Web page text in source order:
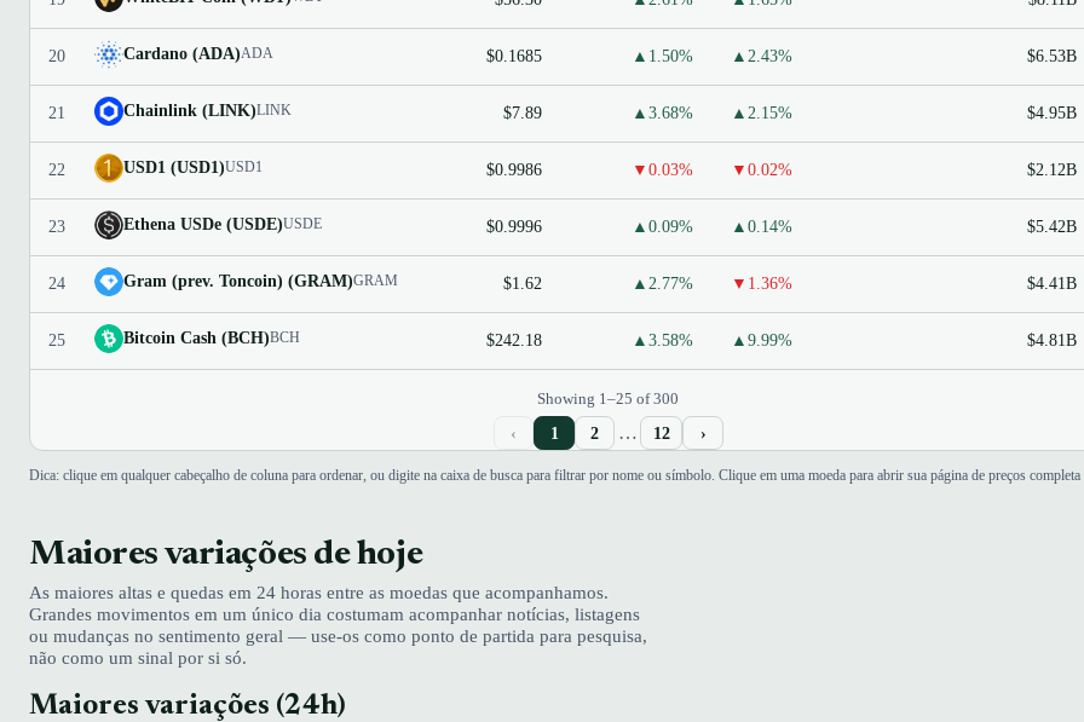
20 Cardano (ADA)ADA $0.1685 ▲1.50% ▲2.43% $6.53B
21 Chainlink (LINK)LINK $7.89 ▲3.68% ▲2.15% $4.95B
22 USD1 (USD1)USD1 $0.9986 ▼0.03% ▼0.02% $2.12B
23 Ethena USDe (USDE)USDE $0.9996 ▲0.09% ▲0.14% $5.42B
24 Gram (prev. Toncoin) (GRAM)GRAM $1.62 ▲2.77% ▼1.36% $4.41B
25 Bitcoin Cash (BCH)BCH $242.18 ▲3.58% ▲9.99% $4.81B
Showing 1–25 of 300
‹ 1 2 … 12 ›
Dica: clique em qualquer cabeçalho de coluna para ordenar, ou digite na caixa de busca para filtrar por nome ou símbolo. Clique em uma moeda para abrir sua página de preços
Maiores variações de hoje
As maiores altas e quedas em 24 horas entre as moedas que acompanhamos.
Grandes movimentos em um único dia costumam acompanhar notícias, listagens
ou mudanças no sentimento geral — use-os como ponto de partida para pesquisa,
não como um sinal por si só.
Maiores variações (24h)